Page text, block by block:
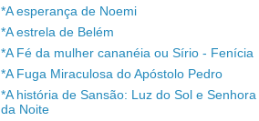
*A esperança de Noemi
*A estrela de Belém
*A Fé da mulher cananéia ou Sírio - Fenícia
*A Fuga Miraculosa do Apóstolo Pedro
*A história de Sansão: Luz do Sol e Senhora
da Noite